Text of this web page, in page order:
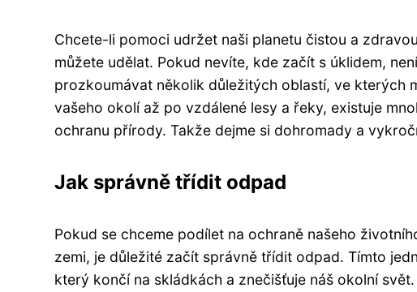
Chcete-li pomoci udržet naši planetu čistou a
můžete udělat. Pokud nevíte, kde začít s úklidem,
prozkoumávat několik důležitých oblastí, ve kterých
vašeho okolí až po vzdálené lesy a řeky, existuje
ochranu přírody. Takže dejme si dohromady a
Jak správně třídit odpad
Pokud se chceme podílet na ochraně našeho
zemi, je důležité začít správně třídit odpad. Tímto
který končí na skládkách a znečišťuje náš okolní